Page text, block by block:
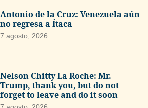
Antonio de la Cruz: Venezuela aún
no regresa a Ítaca
7 agosto, 2026
Nelson Chitty La Roche: Mr.
Trump, thank you, but do not
forget to leave and do it soon